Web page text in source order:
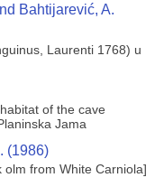
Bahtijarević, A.
Laurenti 1768) u
of the cave
Jama
(1986)
from White Carniola]